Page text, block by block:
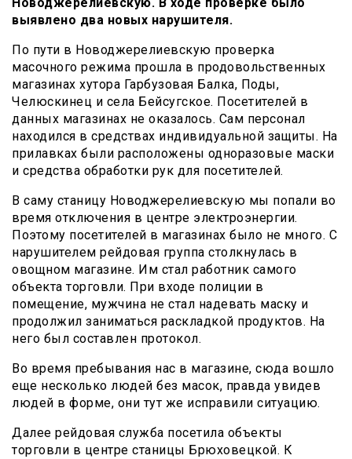
Новоджерелиевскую. В ходе проверке было
выявлено два новых нарушителя.
По пути в Новоджерелиевскую проверка
масочного режима прошла в продовольственных
магазинах хутора Гарбузовая Балка, Поды,
Челюскинец и села Бейсугское. Посетителей в
данных магазинах не оказалось. Сам персонал
находился в средствах индивидуальной защиты. На
прилавках были расположены одноразовые маски
и средства обработки рук для посетителей.
В саму станицу Новоджерелиевскую мы попали во
время отключения в центре электроэнергии.
Поэтому посетителей в магазинах было не много. С
нарушителем рейдовая группа столкнулась в
овощном магазине. Им стал работник самого
объекта торговли. При входе полиции в
помещение, мужчина не стал надевать маску и
продолжил заниматься раскладкой продуктов. На
него был составлен протокол.
Во время пребывания нас в магазине, сюда вошло
еще несколько людей без масок, правда увидев
людей в форме, они тут же исправили ситуацию.
Далее рейдовая служба посетила объекты
торговли в центре станицы Брюховецкой. К